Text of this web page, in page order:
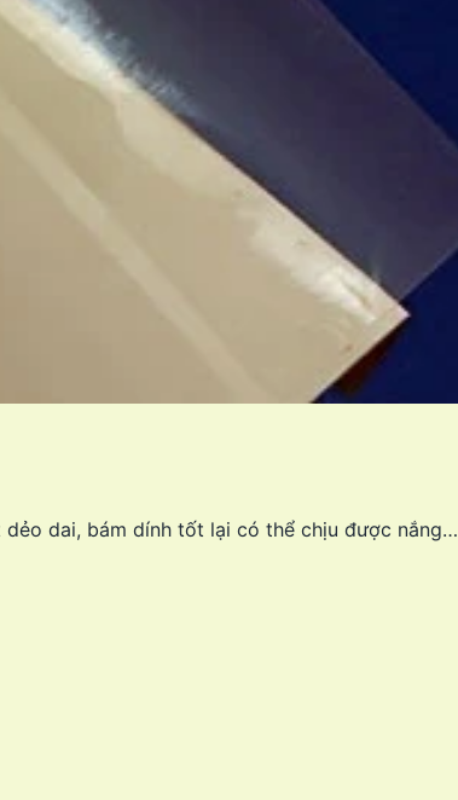
dai, bám dính tốt lại có thể chịu được nắng…